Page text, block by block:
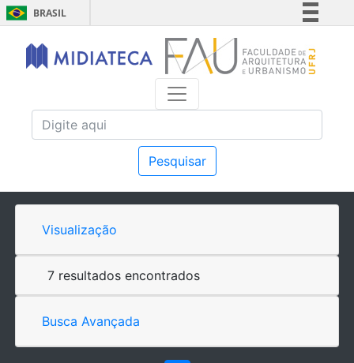
BRASIL
Simplifique!
Comunica BR
Acesso à informação
Pesquisar
Visualização
7 resultados encontrados
Busca Avançada